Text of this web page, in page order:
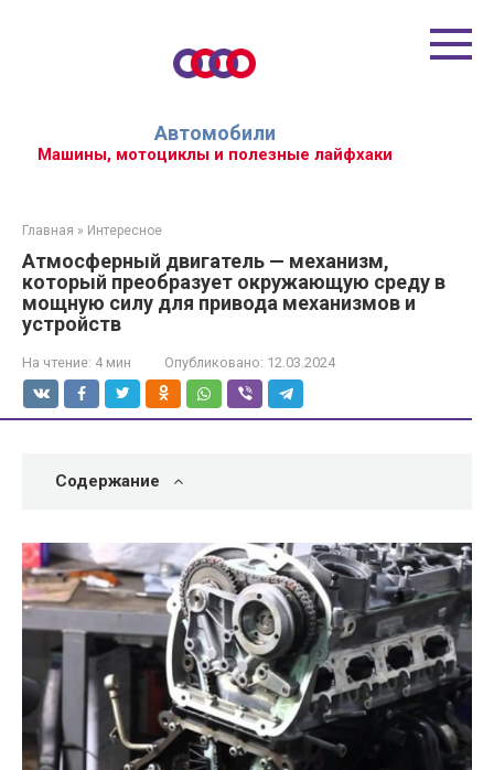
Автомобили
Машины, мотоциклы и полезные лайфхаки
Главная » Интересное
Атмосферный двигатель — механизм,
который преобразует окружающую среду в
мощную силу для привода механизмов и
устройств
На чтение: 4 мин Опубликовано: 12.03.2024
Содержание